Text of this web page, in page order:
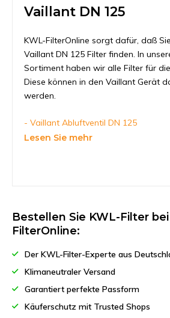
Vaillant DN 125
KWL-FilterOnline sorgt dafür, daß
Vaillant DN 125 Filter finden. In
Sortiment haben wir alle Filter für
Diese können in den Vaillant Gerät
werden.
- Vaillant Abluftventil DN 125
Lesen Sie mehr
Bestellen Sie KWL-Filter
FilterOnline:
Der KWL-Filter-Experte aus
Klimaneutraler Versand
Garantiert perfekte Passform
Käuferschutz mit Trusted Shops